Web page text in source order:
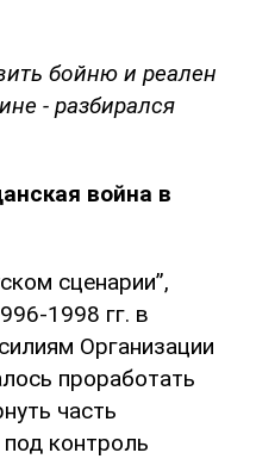
бойню и реален
- разбирался
война в
сценарии”,
1998 гг. в
Организации
проработать
часть
контроль